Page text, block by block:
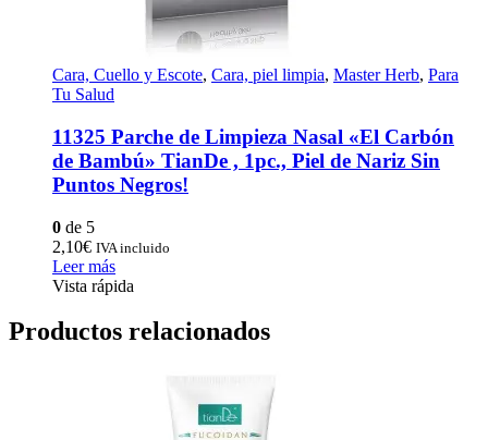
Cara, Cuello y Escote, Cara, piel limpia, Master Herb, Para
Tu Salud
11325 Parche de Limpieza Nasal «El Carbón
de Bambú» TianDe , 1pc., Piel de Nariz Sin
Puntos Negros!
0 de 5
2,10€ IVA incluido
Leer más
Vista rápida
Productos relacionados